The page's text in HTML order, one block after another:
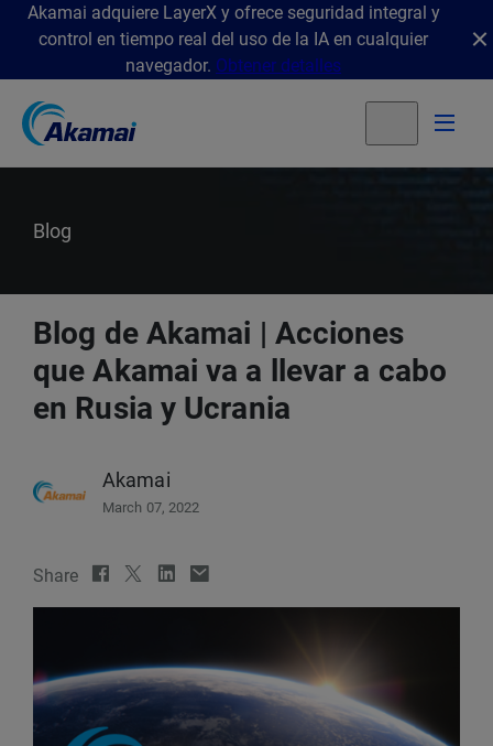
Akamai adquiere LayerX y ofrece seguridad integral y
control en tiempo real del uso de la IA en cualquier
navegador. Obtener detalles
Blog
Blog de Akamai | Acciones
que Akamai va a llevar a cabo
en Rusia y Ucrania
Akamai
March 07, 2022
Share